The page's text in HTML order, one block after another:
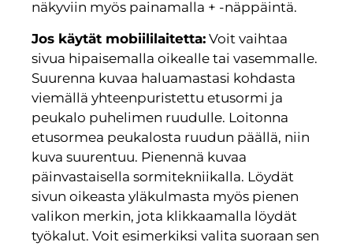
näkyviin myös painamalla + -näppäintä.
Jos käytät mobiililaitetta: Voit vaihtaa
sivua hipaisemalla oikealle tai vasemmalle.
Suurenna kuvaa haluamastasi kohdasta
viemällä yhteenpuristettu etusormi ja
peukalo puhelimen ruudulle. Loitonna
etusormea peukalosta ruudun päällä, niin
kuva suurentuu. Pienennä kuvaa
päinvastaisella sormitekniikalla. Löydät
sivun oikeasta yläkulmasta myös pienen
valikon merkin, jota klikkaamalla löydät
työkalut. Voit esimerkiksi valita suoraan sen